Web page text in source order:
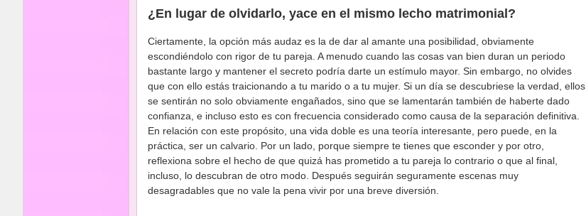
¿En lugar de olvidarlo, yace en el mismo lecho matrimonial?
Ciertamente, la opción más audaz es la de dar al amante una posibilidad, obviamente
escondiéndolo con rigor de tu pareja. A menudo cuando las cosas van bien duran un periodo
bastante largo y mantener el secreto podría darte un estímulo mayor. Sin embargo, no olvides
que con ello estás traicionando a tu marido o a tu mujer. Si un día se descubriese la verdad, ellos
se sentirán no solo obviamente engañados, sino que se lamentarán también de haberte dado
confianza, e incluso esto es con frecuencia considerado como causa de la separación definitiva.
En relación con este propósito, una vida doble es una teoría interesante, pero puede, en la
práctica, ser un calvario. Por un lado, porque siempre te tienes que esconder y por otro,
reflexiona sobre el hecho de que quizá has prometido a tu pareja lo contrario o que al final,
incluso, lo descubran de otro modo. Después seguirán seguramente escenas muy
desagradables que no vale la pena vivir por una breve diversión.